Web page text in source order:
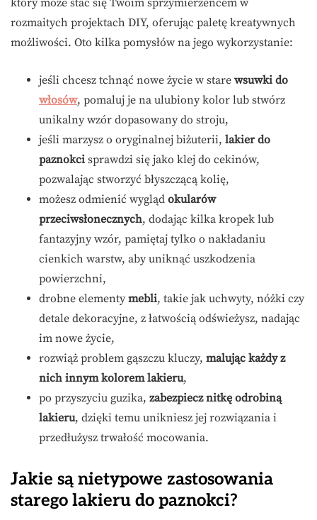
który może stać się Twoim sprzymierzeńcem w
rozmaitych projektach DIY, oferując paletę kreatywnych
możliwości. Oto kilka pomysłów na jego wykorzystanie:
jeśli chcesz tchnąć nowe życie w stare wsuwki do
włosów, pomaluj je na ulubiony kolor lub stwórz
unikalny wzór dopasowany do stroju,
jeśli marzysz o oryginalnej biżuterii, lakier do
paznokci sprawdzi się jako klej do cekinów,
pozwalając stworzyć błyszczącą kolię,
możesz odmienić wygląd okularów
przeciwsłonecznych, dodając kilka kropek lub
fantazyjny wzór, pamiętaj tylko o nakładaniu
cienkich warstw, aby uniknąć uszkodzenia
powierzchni,
drobne elementy mebli, takie jak uchwyty, nóżki czy
detale dekoracyjne, z łatwością odświeżysz, nadając
im nowe życie,
rozwiąż problem gąszczu kluczy, malując każdy z
nich innym kolorem lakieru,
po przyszyciu guzika, zabezpiecz nitkę odrobiną
lakieru, dzięki temu unikniesz jej rozwiązania i
przedłużysz trwałość mocowania.
Jakie są nietypowe zastosowania
starego lakieru do paznokci?